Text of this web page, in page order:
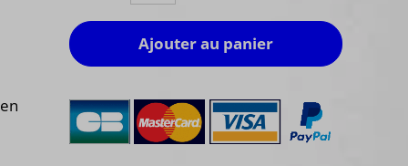
Ajouter au panier